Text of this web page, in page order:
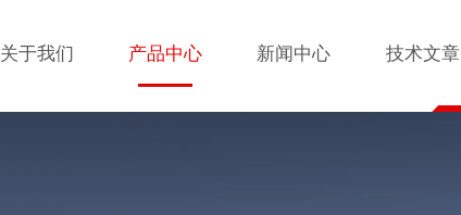
关于我们 产品中心 新闻中心 技术文章